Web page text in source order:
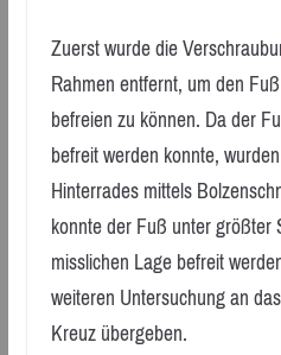
Zuerst wurde die
Rahmen entfernt, um den
befreien zu können. Da der
befreit werden konnte,
Hinterrades mittels
konnte der Fuß unter größter
misslichen Lage befreit
weiteren Untersuchung an
Kreuz übergeben.